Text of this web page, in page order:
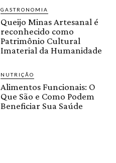
GASTRONOMIA
Queijo Minas Artesanal é
reconhecido como
Patrimônio Cultural
Imaterial da Humanidade
NUTRIÇÃO
Alimentos Funcionais: O
Que São e Como Podem
Beneficiar Sua Saúde